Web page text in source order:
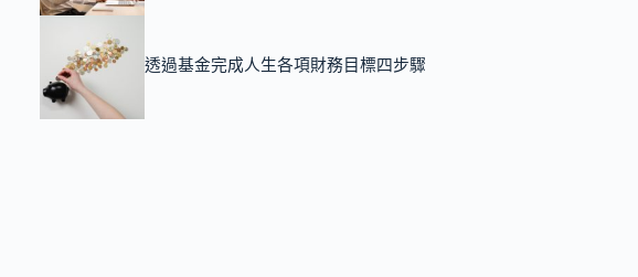
透過基金完成人生各項財務目標四步驟